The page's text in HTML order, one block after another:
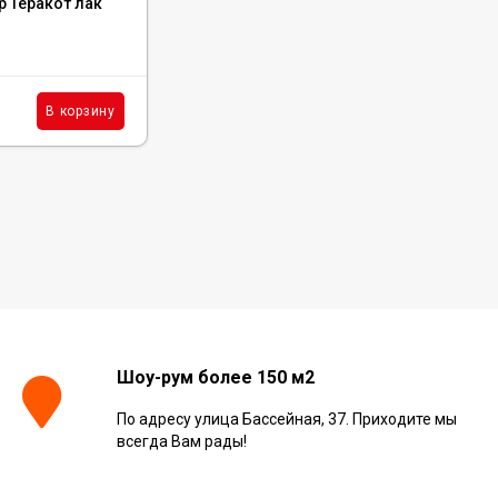
В корзину
Шоу-рум более 150 м2
По адресу улица Бассейная, 37. Приходите мы
всегда Вам рады!